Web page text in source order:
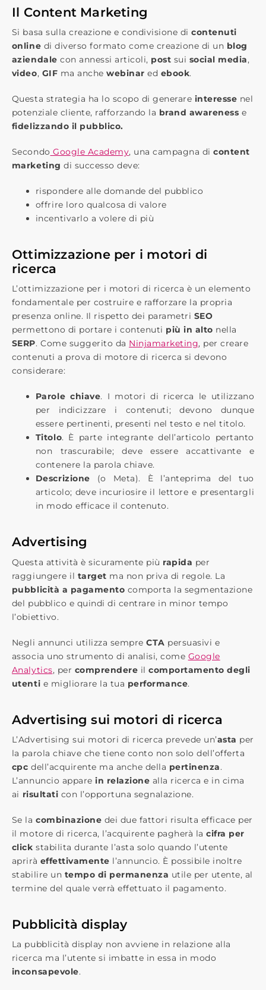
Il Content Marketing
Si basa sulla creazione e condivisione di​contenuti
online​ di diverso formato come creazione di un ​blog
aziendale​ con annessi articoli, ​ post sui ​ social media​, ​
video​, ​GIF ​ ma anche ​webinar ​ed ​ ebook​.
Questa strategia ha lo scopo di generare ​interesse​ nel
potenziale cliente, rafforzando la​ brand awareness ​ e
fidelizzando il pubblico.
Secondo ​Google Academy​, una campagna dicontent
marketing di successo deve:
​rispondere alle domande del pubblico
offrire loro qualcosa di valore
incentivarlo a volere di più
Ottimizzazione per i motori di
ricerca
L’ottimizzazione per i motori di ricerca è un elemento
fondamentale per costruire e rafforzare la propria
presenza online. Il rispetto dei parametri SEO
permettono di portare i contenuti ​ più in alto ​ nella
SERP​. Come suggerito da ​ Ninjamarketing​, per creare
contenuti a prova di motore di ricerca si devono
considerare:
Parole chiave​. I motori di ricerca le utilizzano
per indicizzare i contenuti; devono dunque
essere pertinenti, presenti nel testo e nel titolo.
Titolo​. È parte integrante dell’articolo pertanto
non trascurabile; deve essere accattivante e
contenere la parola chiave.
Descrizione ​ (o Meta). È l’anteprima del tuo
articolo; deve incuriosire il lettore e presentargli
in modo efficace il contenuto.
Advertising
Questa attività è sicuramente più ​ rapida​ per
raggiungere il ​ target​ ma non priva di regole. La
pubblicità a pagamento​ comporta la segmentazione
del pubblico​ e quindi di centrare in minor tempo
l’obiettivo.
Negli annunci utilizza sempre​CTA​ persuasivi e
associa uno strumento di analisi, come ​ Google
Analytics​, per comprendere il ​comportamento degli
utenti​ e migliorare la tua ​ performance​.
Advertising sui motori di ricerca
L’Advertising sui motori di ricerca prevede un’​asta ​ per
la parola chiave che tiene conto non solo dell’​offerta
cpc​ dell’acquirente ma anche della pertinenza​.
L’annuncio appare ​in relazione ​ alla ricerca e in cima
ai risultati ​con l’opportuna segnalazione.
Se la ​combinazione​ dei due fattori risulta efficace per
il motore di ricerca, l’acquirente pagherà la ​cifra per
click stabilita​ durante l’asta solo quando l’utente
aprirà ​ effettivamente​ l’annuncio. È possibile inoltre
stabilire un ​ tempo di permanenza ​utile per utente, al
termine del quale verrà effettuato il pagamento.
Pubblicità display
La pubblicità display non avviene in relazione alla
ricerca ma l’utente si imbatte in essa in modo
inconsapevole​.